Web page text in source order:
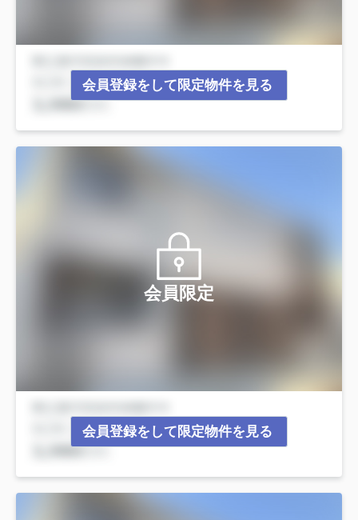
会員登録をして限定物件を見る
会員限定
会員登録をして限定物件を見る